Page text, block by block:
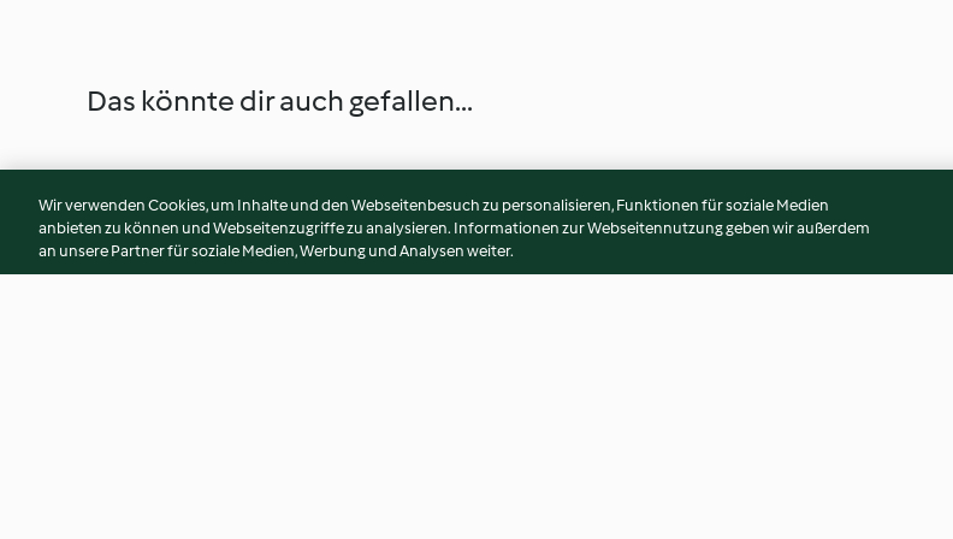
Das könnte dir auch gefallen...
Wir verwenden Cookies, um Inhalte und den Webseitenbesuch zu personalisieren, Funktionen für soziale Medien
anbieten zu können und Webseitenzugriffe zu analysieren. Informationen zur Webseitennutzung geben wir außerdem
an unsere Partner für soziale Medien, Werbung und Analysen weiter.